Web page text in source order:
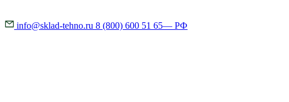
info@sklad-tehno.ru 8 (800) 600 51 65— РФ